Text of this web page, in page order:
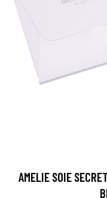
AMELIE SOIE